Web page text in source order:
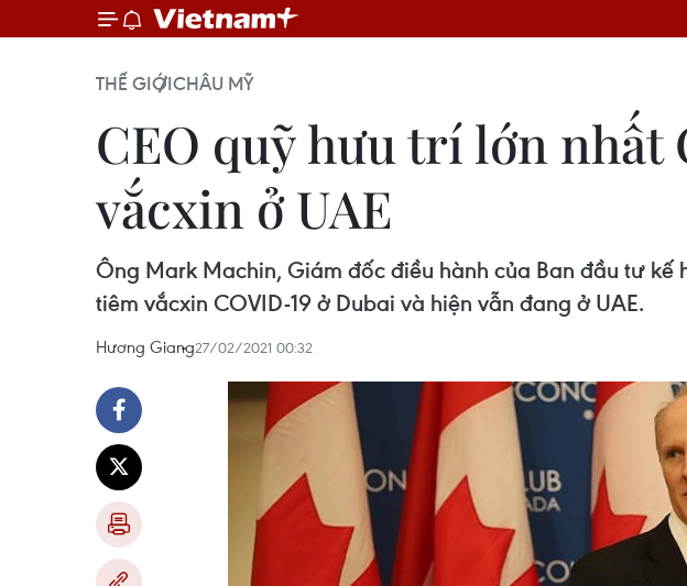
THẾ GIỚICHÂU MỸ
CEO quỹ hưu trí lớn nhất
vắcxin ở UAE
Ông Mark Machin, Giám đốc điều hành của Ban đầu tư
tiêm vắcxin COVID-19 ở Dubai và hiện vẫn đang ở UAE.
Hương Giang27/02/2021 00:32